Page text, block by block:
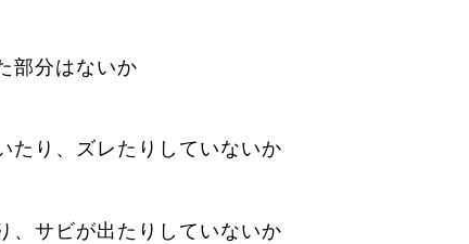
部分はないか
たり、ズレたりしていないか
、サビが出たりしていないか